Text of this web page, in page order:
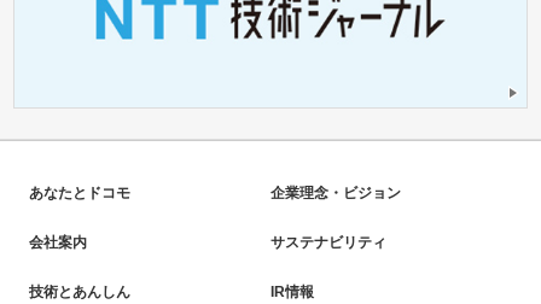
あなたとドコモ 企業理念・ビジョン
会社案内 サステナビリティ
技術とあんしん IR情報